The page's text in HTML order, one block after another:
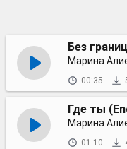
Без границ
Марина
00:35
Где ты
01:10